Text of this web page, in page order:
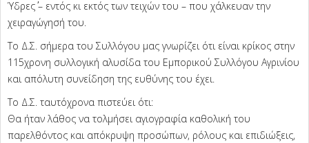
Ύδρες΄΄ – εντός κι εκτός των τειχών του – που χάλκευαν την
χειραγώγησή του.
Το Δ.Σ. σήμερα του Συλλόγου μας γνωρίζει ότι είναι κρίκος στην
115χρονη συλλογική αλυσίδα του Εμπορικού Συλλόγου Αγρινίου
και απόλυτη συνείδηση της ευθύνης του έχει.
Το Δ.Σ. ταυτόχρονα πιστεύει ότι:
Θα ήταν λάθος να τολμήσει αγιογραφία καθολική του
παρελθόντος και απόκρυψη προσώπων, ρόλους και επιδιώξεις,